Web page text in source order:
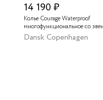
14 190 ₽
Колье Courage Waterproof
многофункциональное со
форм
Dansk Copenhagen